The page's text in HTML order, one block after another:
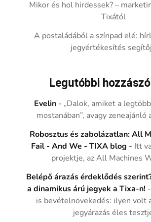
Mikor és hol hirdessek? –
Tixától
A postaládából a színpad elé:
jegyértékesítés
Legutóbbi
Evelin - „Dalok, amiket a
mostanában”, avagy zeneajánló
Robosztus és zabolázatlan: All
Fail - And We - TIXA blog - Itt
projektje, az All Machines
Belépő árazás érdeklődés
a dinamikus árú jegyek a Tixa-n!
is bevételnövekedés: ilyen volt
jegyárazás éles